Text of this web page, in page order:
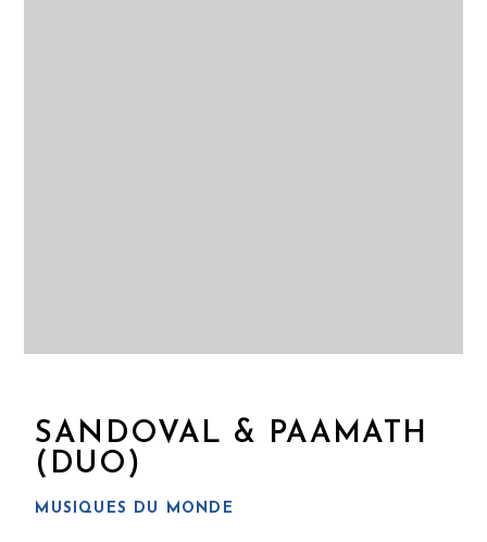
SANDOVAL & PAAMATH
(DUO)
MUSIQUES DU MONDE